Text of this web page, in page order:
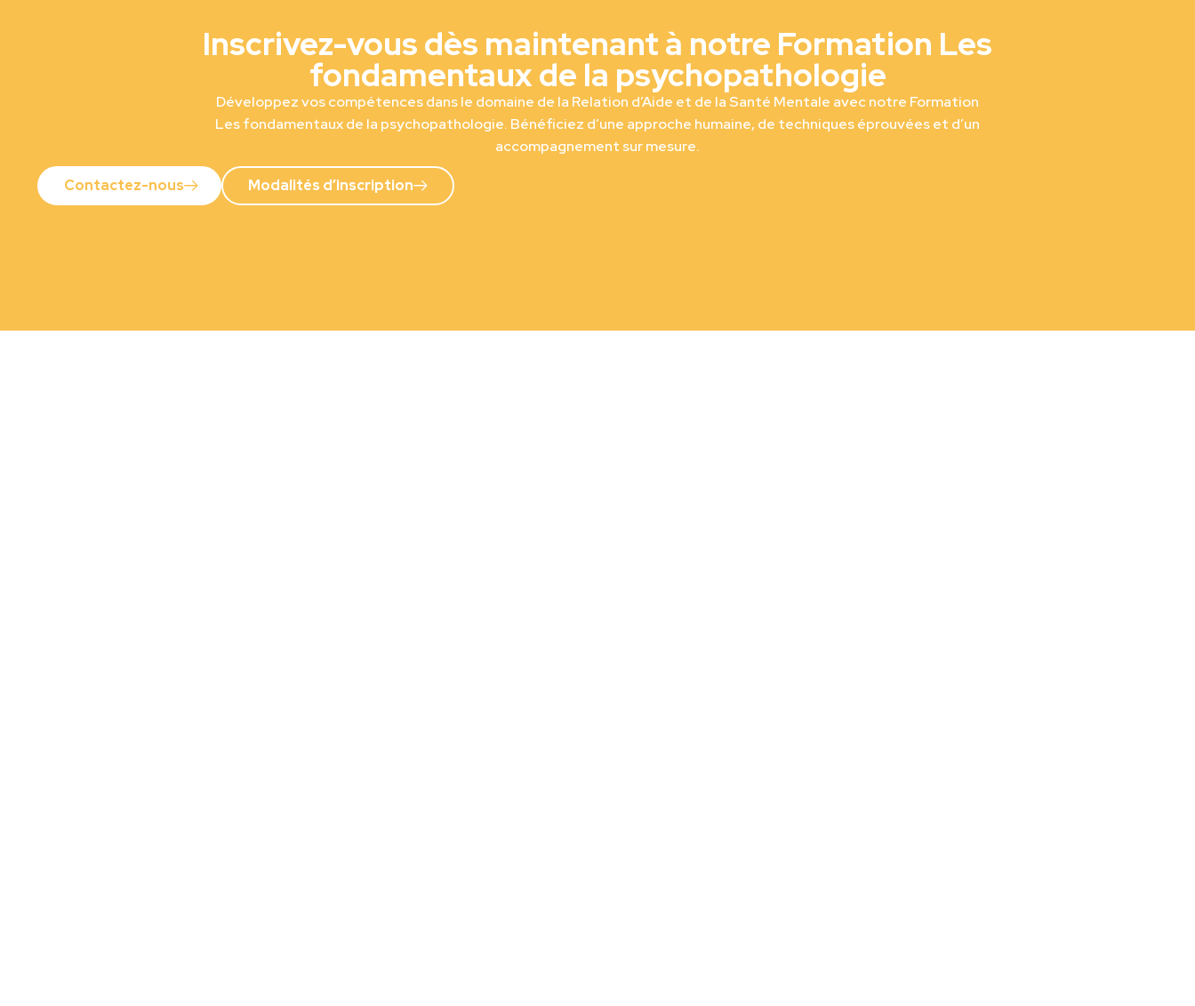
Inscrivez-vous dès maintenant à notre Formation Les
fondamentaux de la psychopathologie
Développez vos compétences dans le domaine de la Relation d’Aide et de la Santé Mentale avec notre Formation
Les fondamentaux de la psychopathologie. Bénéficiez d’une approche humaine, de techniques éprouvées et d’un
accompagnement sur mesure.
Contactez-nous Modalités d’inscription